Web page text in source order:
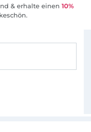
& erhalte einen 10%